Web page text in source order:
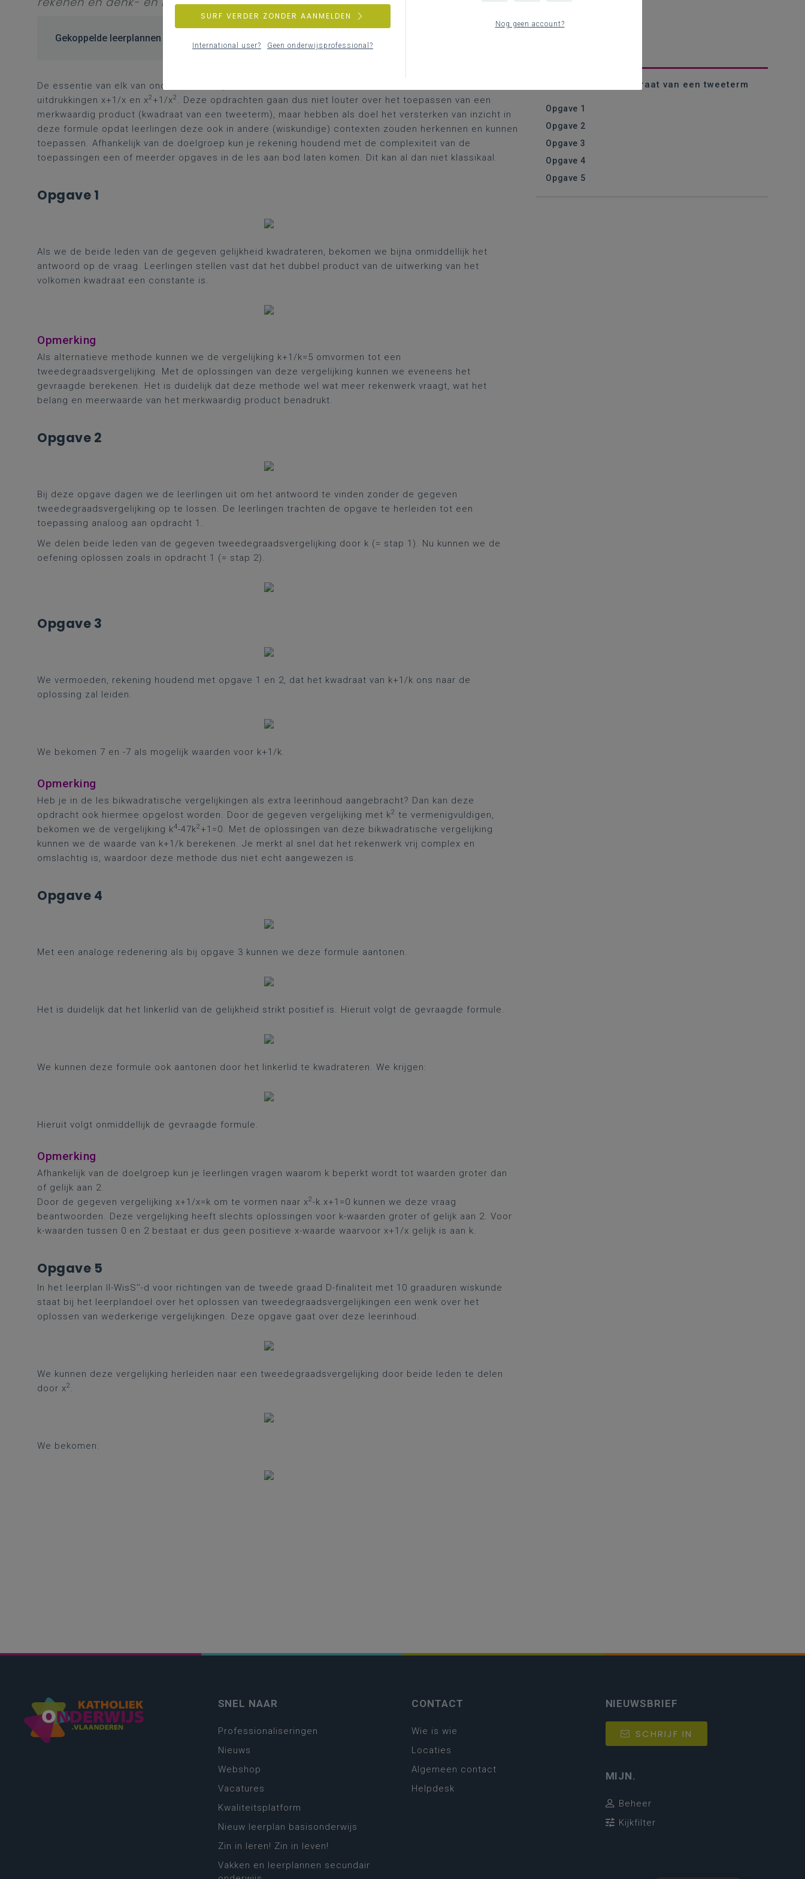
Voorbeeld - Het kwadraat van een tweeterm
Opgave 1
Opgave 2
Opgave 3
Opgave 4
Opgave 5
Gekoppelde leerplannen
De essentie van elk van onderstaande opdrachten is het herkennen van het verband tussen de
uitdrukkingen x+1/x en x2 +1/x2 . Deze opdrachten gaan dus niet louter over het toepassen van een
merkwaardig product (kwadraat van een tweeterm), maar hebben als doel het versterken van inzicht in
deze formule opdat leerlingen deze ook in andere (wiskundige) contexten zouden herkennen en kunnen
toepassen. Afhankelijk van de doelgroep kun je rekening houdend met de complexiteit van de
toepassingen een of meerder opgaves in de les aan bod laten komen. Dit kan al dan niet klassikaal.
Opgave 1
Als we de beide leden van de gegeven gelijkheid kwadrateren, bekomen we bijna onmiddellijk het
antwoord op de vraag. Leerlingen stellen vast dat het dubbel product van de uitwerking van het
volkomen kwadraat een constante is.
Opmerking
Als alternatieve methode kunnen we de vergelijking k+1/k=5 omvormen tot een
tweedegraadsvergelijking. Met de oplossingen van deze vergelijking kunnen we eveneens het
gevraagde berekenen. Het is duidelijk dat deze methode wel wat meer rekenwerk vraagt, wat het
belang en meerwaarde van het merkwaardig product benadrukt.
Opgave 2
Bij deze opgave dagen we de leerlingen uit om het antwoord te vinden zonder de gegeven
tweedegraadsvergelijking op te lossen. De leerlingen trachten de opgave te herleiden tot een
toepassing analoog aan opdracht 1.
We delen beide leden van de gegeven tweedegraadsvergelijking door k (= stap 1). Nu kunnen we de
oefening oplossen zoals in opdracht 1 (= stap 2).
Opgave 3
We vermoeden, rekening houdend met opgave 1 en 2, dat het kwadraat van k+1/k ons naar de
oplossing zal leiden.
We bekomen 7 en -7 als mogelijk waarden voor k+1/k.
Opmerking
Heb je in de les bikwadratische vergelijkingen als extra leerinhoud aangebracht? Dan kan deze
opdracht ook hiermee opgelost worden. Door de gegeven vergelijking met k2 te vermenigvuldigen,
bekomen we de vergelijking k4-47k2 +1=0. Met de oplossingen van deze bikwadratische vergelijking
kunnen we de waarde van k+1/k berekenen. Je merkt al snel dat het rekenwerk vrij complex en
omslachtig is, waardoor deze methode dus niet echt aangewezen is.
Opgave 4
Met een analoge redenering als bij opgave 3 kunnen we deze formule aantonen.
Het is duidelijk dat het linkerlid van de gelijkheid strikt positief is. Hieruit volgt de gevraagde formule.
We kunnen deze formule ook aantonen door het linkerlid te kwadrateren. We krijgen:
Hieruit volgt onmiddellijk de gevraagde formule.
Opmerking
Afhankelijk van de doelgroep kun je leerlingen vragen waarom k beperkt wordt tot waarden groter dan
of gelijk aan 2.
Door de gegeven vergelijking x+1/x=k om te vormen naar x2-k.x+1=0 kunnen we deze vraag
beantwoorden. Deze vergelijking heeft slechts oplossingen voor k-waarden groter of gelijk aan 2. Voor
k-waarden tussen 0 en 2 bestaat er dus geen positieve x-waarde waarvoor x+1/x gelijk is aan k.
Opgave 5
In het leerplan II-WisS’’-d voor richtingen van de tweede graad D-finaliteit met 10 graaduren wiskunde
staat bij het leerplandoel over het oplossen van tweedegraadsvergelijkingen een wenk over het
oplossen van wederkerige vergelijkingen. Deze opgave gaat over deze leerinhoud.
We kunnen deze vergelijking herleiden naar een tweedegraadsvergelijking door beide leden te delen
door x2 .
We bekomen:
SNEL NAAR
Professionaliseringen
Nieuws
Webshop
Vacatures
Kwaliteitsplatform
Nieuw leerplan basisonderwijs
Zin in leren! Zin in leven!
Vakken en leerplannen secundair
CONTACT
Wie is wie
Locaties
Algemeen contact
Helpdesk
NIEUWSBRIEF
SCHRIJF IN
MIJN.
Beheer
Kijkfilter
Nog geen account?
SURF VERDER ZONDER AANMELDEN
International user? Geen onderwijsprofessional?